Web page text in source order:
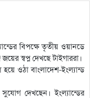
বিপক্ষে তৃতীয় ওয়ানডে
স্বপ্ন দেখছে টাইগাররা।
ওঠা বাংলাদেশ-ইংল্যান্ড
দেখছেন। ইংল্যান্ডের